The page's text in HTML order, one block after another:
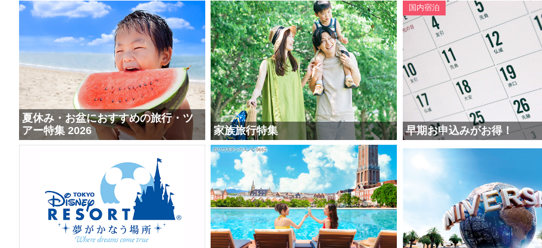
夏休み・お盆におすすめの旅行・ツ
アー特集 2026
家族旅行特集
国内宿泊
早期お申込みがお得！